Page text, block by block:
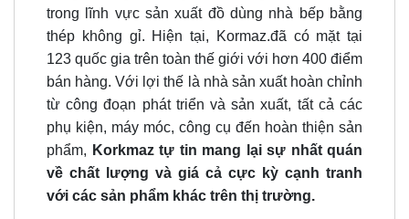
trong lĩnh vực sản xuất đồ dùng nhà bếp bằng
thép không gỉ. Hiện tại, Kormaz.đã có mặt tại
123 quốc gia trên toàn thế giới với hơn 400 điểm
bán hàng. Với lợi thế là nhà sản xuất hoàn chỉnh
từ công đoạn phát triển và sản xuất, tất cả các
phụ kiện, máy móc, công cụ đến hoàn thiện sản
phẩm, Korkmaz tự tin mang lại sự nhất quán
về chất lượng và giá cả cực kỳ cạnh tranh
với các sản phẩm khác trên thị trường.